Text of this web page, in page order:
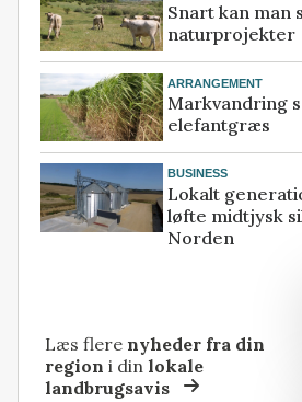
Snart kan man
naturprojekter
ARRANGEMENT
Markvandring
elefantgræs
BUSINESS
Lokalt
løfte midtjysk
Norden
Læs flere nyheder fra din
region i dinlokale
landbrugsavis